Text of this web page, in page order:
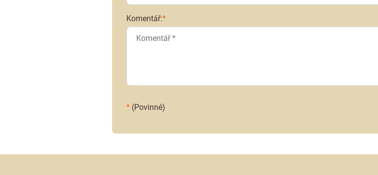
Komentář:*
*(Povinné)